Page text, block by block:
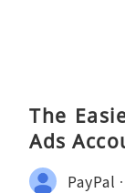
The
Ads
PayPal